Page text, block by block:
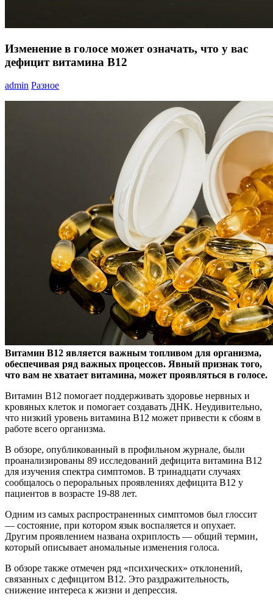
Изменение в голосе может означать, что у вас
дефицит витамина В12
admin Разное
Витамин В12 является важным топливом для организма,
обеспечивая ряд важных процессов. Явный признак того,
что вам не хватает витамина, может проявляться в голосе.
Витамин В12 помогает поддерживать здоровье нервных и
кровяных клеток и помогает создавать ДНК. Неудивительно,
что низкий уровень витамина В12 может привести к сбоям в
работе всего организма.
В обзоре, опубликованный в профильном журнале, были
проанализированы 89 исследований дефицита витамина В12
для изучения спектра симптомов. В тринадцати случаях
сообщалось о пероральных проявлениях дефицита B12 у
пациентов в возрасте 19-88 лет.
Одним из самых распространенных симптомов был глоссит
— состояние, при котором язык воспаляется и опухает.
Другим проявлением названа охриплость — общий термин,
который описывает аномальные изменения голоса.
В обзоре также отмечен ряд «психических» отклонений,
связанных с дефицитом B12. Это раздражительность,
снижение интереса к жизни и депрессия.